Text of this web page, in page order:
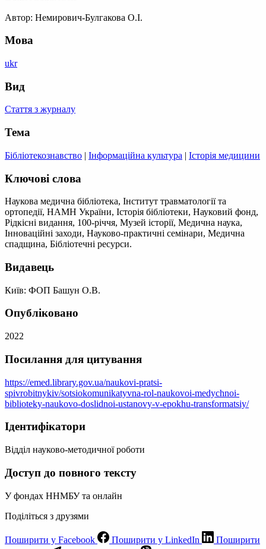
Автор: Немирович-Булгакова О.І.
Мова
ukr
Вид
Стаття з журналу
Тема
Бібліотекознавство | Інформаційна культура | Історія медицини
Ключові слова
Наукова медична бібліотека, Інститут травматології та
ортопедії, НАМН України, Історія бібліотеки, Науковий фонд,
Рідкісні видання, 100-річчя, Музей історії, Медична наука,
Інноваційні заходи, Науково-практичні семінари, Медична
спадщина, Бібліотечні ресурси.
Видавець
Київ: ФОП Башун О.В.
Опубліковано
2022
Посилання для цитування
https://emed.library.gov.ua/naukovi-pratsi-
spivrobitnykiv/sotsiokomunikatyvna-rol-naukovoi-medychnoi-
biblioteky-naukovo-doslidnoi-ustanovy-v-epokhu-transformatsiy/
Ідентифікатори
Відділ науково-методичної роботи
Доступ до повного тексту
У фондах ННМБУ та онлайн
Поділіться з друзями
Поширити у Facebook Поширити у LinkedIn
Поширити